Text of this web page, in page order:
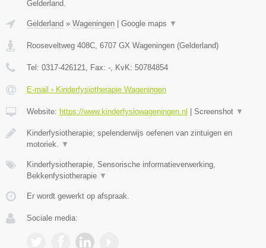
Gelderland.
Gelderland » Wageningen Google maps ▼
Rooseveltweg 408C, 6707 GX Wageningen (Gelderland)
Tel: 0317-426121, Fax: -, KvK: 50784854
E-mail › Kinderfysiotherapie Wageningen
Website: https://www.kinderfysiowageningen.nl Screenshot ▼
Kinderfysiotherapie; spelenderwijs oefenen van zintuigen en
motoriek. ▼
Kinderfysiotherapie, Sensorische informatieverwerking,
Bekkenfysiotherapie ▼
Er wordt gewerkt op afspraak.
Sociale media: